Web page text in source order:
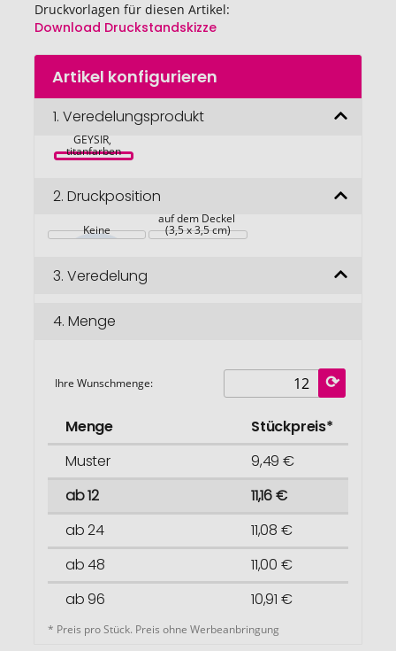
Druckvorlagen für diesen Artikel:
Download Druckstandskizze
Zum
Anfang
Bildgalerie
Artikel konfigurieren
1. Veredelungsprodukt
TROIKA
GEYSIR,
titanfarben
2. Druckposition
Keine
auf dem Deckel
(3,5 x 3,5 cm)
3. Veredelung
4. Menge
Ihre Wunschmenge:
Menge
Stückpreis*
Muster
9,49 €
ab 12
11,16 €
ab 24
11,08 €
ab 48
11,00 €
ab 96
10,91 €
* Preis pro Stück. Preis ohne Werbeanbringung